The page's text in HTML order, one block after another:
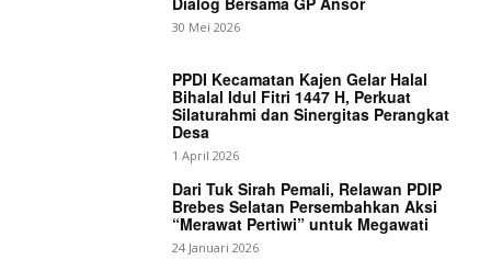
30 Mei 2026
PPDI Kecamatan Kajen Gelar Halal
Bihalal Idul Fitri 1447 H, Perkuat
Silaturahmi dan Sinergitas Perangkat
Desa
1 April 2026
Dari Tuk Sirah Pemali, Relawan PDIP
Brebes Selatan Persembahkan Aksi
“Merawat Pertiwi” untuk Megawati
24 Januari 2026